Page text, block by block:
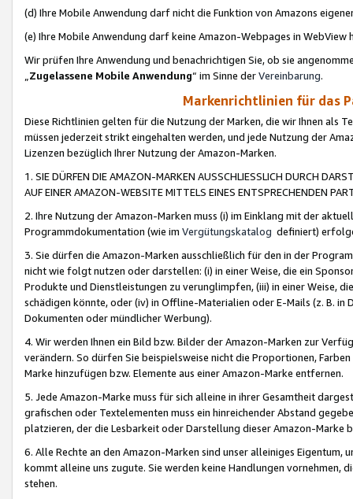
(d) Ihre Mobile Anwendung darf nicht die Funktion von Amazons
(e) Ihre Mobile Anwendung darf keine Amazon-Webpages in WebView
Wir prüfen Ihre Anwendung und benachrichtigen Sie, ob sie
„Zugelassene Mobile Anwendung“ im Sinne derVereinbarung.
Markenrichtlinien für das
Diese Richtlinien gelten für die Nutzung der Marken, die wir Ihnen als
müssen jederzeit strikt eingehalten werden, und jede Nutzung der
Lizenzen bezüglich Ihrer Nutzung der Amazon-Marken.
1. SIE DÜRFEN DIE AMAZON-MARKEN AUSSCHLIESSLICH DURCH
AUF EINER AMAZON-WEBSITE MITTELS EINES ENTSPRECHENDEN
2. Ihre Nutzung der Amazon-Marken muss (i) im Einklang mit der
Programmdokumentation (wie im Vergütungskatalog definiert)
3. Sie dürfen die Amazon-Marken ausschließlich für den in der
nicht wie folgt nutzen oder darstellen: (i) in einer Weise, die ein
Produkte und Dienstleistungen zu verunglimpfen, (iii) in einer Weise,
schädigen könnte, oder (iv) in Offline-Materialien oder E-Mails (z. B. in
Dokumenten oder mündlicher Werbung).
4. Wir werden Ihnen ein Bild bzw. Bilder der Amazon-Marken zur
verändern. So dürfen Sie beispielsweise nicht die Proportionen,
Marke hinzufügen bzw. Elemente aus einer Amazon-Marke entfernen.
5. Jede Amazon-Marke muss für sich alleine in ihrer Gesamtheit
grafischen oder Textelementen muss ein hinreichender Abstand
platzieren, der die Lesbarkeit oder Darstellung dieser Amazon-Marke
6. Alle Rechte an den Amazon-Marken sind unser alleiniges
kommt alleine uns zugute. Sie werden keine Handlungen vornehmen,
stehen.